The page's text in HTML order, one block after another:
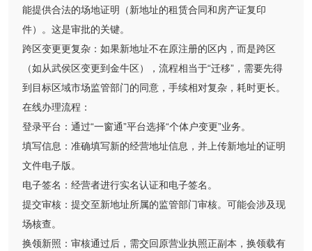
能提供合法的场地证明（新地址的租赁合同和房产证复印
件）。这是审批的关键。
跨区变更更复杂：如果新地址不在原注册的区内，而是跨区
（如从武侯区变更到金牛区），流程相当于“迁移”，需要先得
到目标区域市场监管部门的同意，手续相对复杂，耗时更长。
在线办理流程：
登录平台：通过“一窗通”平台选择“个体户变更”业务。
填写信息：准确填写新的经营地址信息，并上传新地址的证明
文件电子版。
电子签名：经营者进行实名认证和电子签名。
提交审核：提交至新地址所属的监管部门审核。可能会涉及现
场核查。
换领新照：审核通过后，需交回原营业执照正副本，换领载有